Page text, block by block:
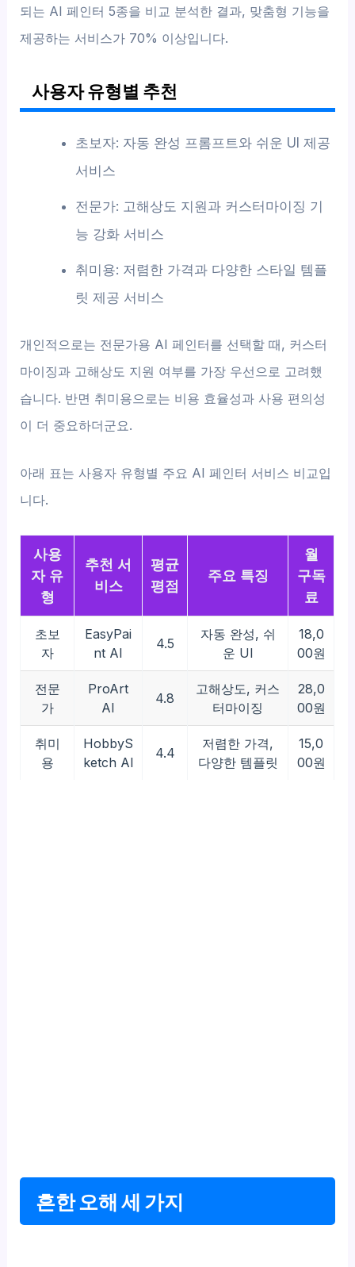
되는 AI 페인터 5종을 비교 분석한 결과, 맞춤형 기능을
제공하는 서비스가 70% 이상입니다.
사용자 유형별 추천
초보자: 자동 완성 프롬프트와 쉬운 UI 제공
서비스
전문가: 고해상도 지원과 커스터마이징 기
능 강화 서비스
취미용: 저렴한 가격과 다양한 스타일 템플
릿 제공 서비스
개인적으로는 전문가용 AI 페인터를 선택할 때, 커스터
마이징과 고해상도 지원 여부를 가장 우선으로 고려했
습니다. 반면 취미용으로는 비용 효율성과 사용 편의성
이 더 중요하더군요.
아래 표는 사용자 유형별 주요 AI 페인터 서비스 비교입
니다.
사용
자 유
형
추천 서
비스
평균
평점
주요 특징
월
구독
료
초보
자
EasyPai
nt AI
4.5
자동 완성, 쉬
운 UI
18,0
00원
전문
가
ProArt
AI
4.8
고해상도, 커스
터마이징
28,0
00원
취미
용
HobbyS
ketch AI
4.4
저렴한 가격,
다양한 템플릿
15,0
00원
흔한 오해 세 가지